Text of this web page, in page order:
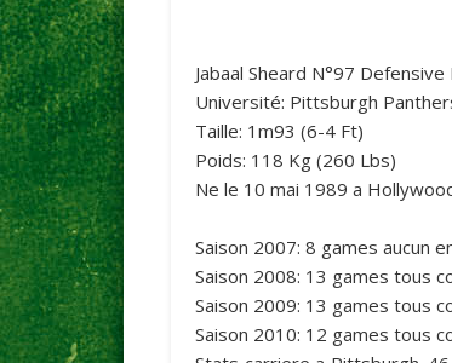
Jabaal Sheard N°97 Defensive
Université: Pittsburgh
Taille: 1m93 (6-4 Ft)
Poids: 118 Kg(260 Lbs)
Ne le 10 mai 1989 a
Saison 2007: 8 games aucun
Saison 2008: 13 games tous
Saison 2009: 13 games tous
Saison 2010: 12 games tous